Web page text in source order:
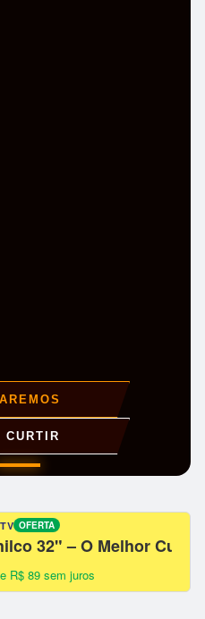
AGORA
OFERTA
32" – O Melhor
R$ 89 sem juros